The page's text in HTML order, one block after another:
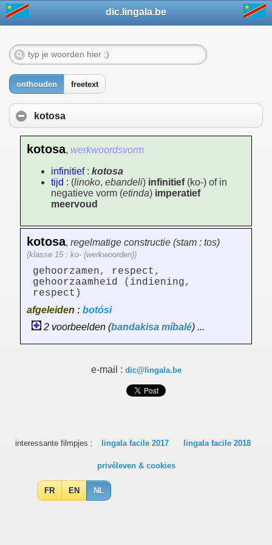
dic.lingala.be
onthouden freetext
kotosa
kotosa, werkwoordsvorm
infinitief: kotosa
tijd : (linoko, ebandeli) infinitief(ko-) of in
negatieve vorm (etinda) imperatief
meervoud
kotosa, regelmatige constructie (stam : tos)
(klasse 15 : ko- (werkwoorden))
gehoorzamen, respect,
gehoorzaamheid (indiening,
respect)
afgeleiden : botósi
2 voorbeelden (bandakisa míbalé) ...
e-mail : dic@lingala.be
interessante filmpjes : lingala facile 2017 lingala facile 2018
privéleven & cookies
FR EN NL